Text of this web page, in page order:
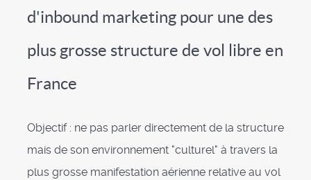
d'inbound marketing pour une des
plus grosse structure de vol libre en
France
Objectif : ne pas parler directement de la structure
mais de son environnement "culturel" à travers la
plus grosse manifestation aérienne relative au vol